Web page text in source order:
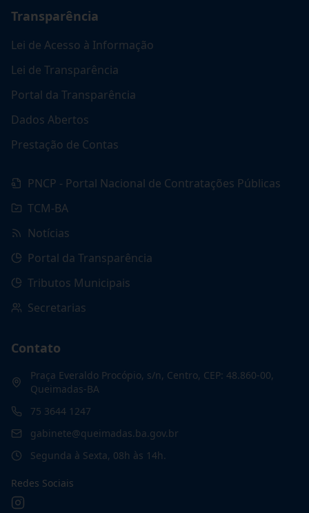
Transparência
Lei de Acesso à Informação
Lei de Transparência
Portal da Transparência
Dados Abertos
Prestação de Contas
PNCP - Portal Nacional de Contratações Públicas
TCM-BA
Notícias
Portal da Transparência
Tributos Municipais
Secretarias
Contato
Praça Everaldo Procópio, s/n, Centro, CEP: 48.860-00,
Queimadas-BA
75 3644 1247
gabinete@queimadas.ba.gov.br
Segunda à Sexta, 08h às 14h.
Redes Sociais